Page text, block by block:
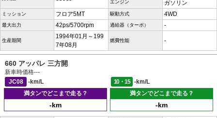
エンジン
ガソリン
ミッション フロア5MT 駆動方式 4WD
最大出力 42ps/5700rpm 過給器（ターボ） -
生産期間
1994年01月～199
7年08月
燃費性能 -
660 アッパレ 三方開
新車時価格---
JC08
-km/L 10・15
-km/L
満タンでどこまで走る？
-km
満タンでどこまで走る？
-km